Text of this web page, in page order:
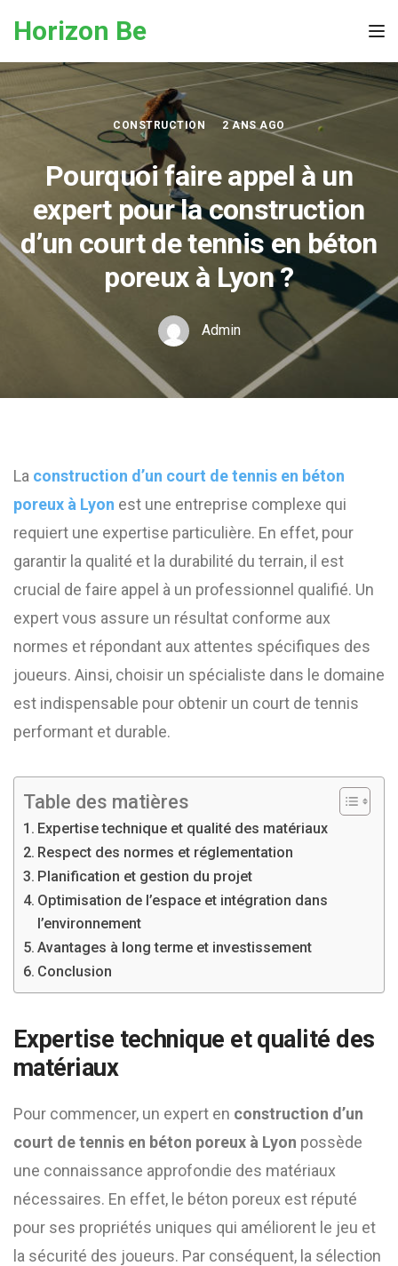
Horizon Be
CONSTRUCTION 2 ANS AGO
Pourquoi faire appel à un
expert pour la construction
d’un court de tennis en béton
poreux à Lyon ?
Admin
La construction d’un court de tennis en béton
poreux à Lyon est une entreprise complexe qui
requiert une expertise particulière. En effet, pour
garantir la qualité et la durabilité du terrain, il est
crucial de faire appel à un professionnel qualifié. Un
expert vous assure un résultat conforme aux
normes et répondant aux attentes spécifiques des
joueurs. Ainsi, choisir un spécialiste dans le domaine
est indispensable pour obtenir un court de tennis
performant et durable.
Table des matières
Expertise technique et qualité des matériaux
Respect des normes et réglementation
Planification et gestion du projet
Optimisation de l’espace et intégration dans
l’environnement
Avantages à long terme et investissement
Conclusion
Expertise technique et qualité des
matériaux
Pour commencer, un expert en construction d’un
court de tennis en béton poreux à Lyon possède
une connaissance approfondie des matériaux
nécessaires. En effet, le béton poreux est réputé
pour ses propriétés uniques qui améliorent le jeu et
la sécurité des joueurs. Par conséquent, la sélection